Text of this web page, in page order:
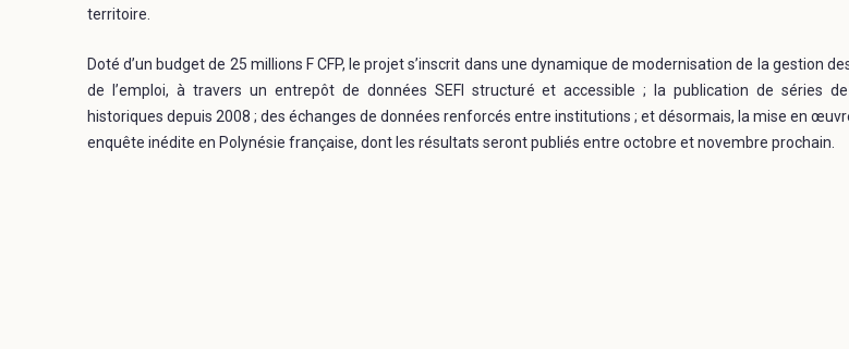
territoire.
Doté d’un budget de 25 millions F CFP, le projet s’inscrit dans une dynamique de modernisation de la gestion
de l’emploi, à travers un entrepôt de données SEFI structuré et accessible ; la publication de séries
historiques depuis 2008 ; des échanges de données renforcés entre institutions ; et désormais, la mise en
enquête inédite en Polynésie française, dont les résultats seront publiés entre octobre et novembre prochain.